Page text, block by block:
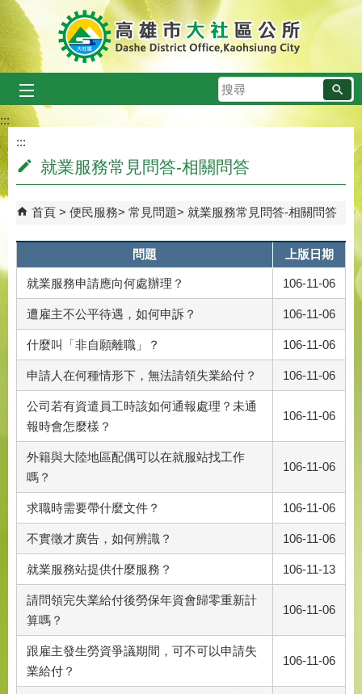
跳到主要內容區塊
搜
尋
:::
:::
就業服務常見問答-相關問答
首頁 便民服務 常見問題 就業服務常見問答-相關問答
問題 上版日期
就業服務申請應向何處辦理？ 106-11-06
遭雇主不公平待遇，如何申訴？ 106-11-06
什麼叫「非自願離職」？ 106-11-06
申請人在何種情形下，無法請領失業給付？ 106-11-06
公司若有資遣員工時該如何通報處理？未通
報時會怎麼樣？
106-11-06
外籍與大陸地區配偶可以在就服站找工作
嗎？
106-11-06
求職時需要帶什麼文件？ 106-11-06
不實徵才廣告，如何辨識？ 106-11-06
就業服務站提供什麼服務？ 106-11-13
請問領完失業給付後勞保年資會歸零重新計
算嗎？
106-11-06
跟雇主發生勞資爭議期間，可不可以申請失
業給付？
106-11-06